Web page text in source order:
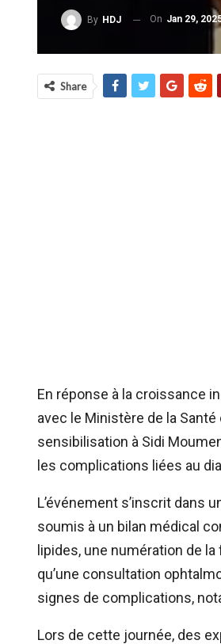
By HDJ On Jan 29,
Share
En réponse à la croissance
avec le Ministère de la
sensibilisation à Sidi
les complications liées au
L’événement s’inscrit dans
soumis à un bilan médical
lipides, une numération de
qu’une consultation
signes de complications,
Lors de cette journée, des